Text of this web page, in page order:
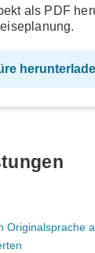
als PDF
Originalsprache